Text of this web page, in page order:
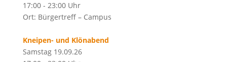
17:00 - 23:00 Uhr
Ort: Bürgertreff – Campus
Kneipen- und Klönabend
Samstag 19.09.26